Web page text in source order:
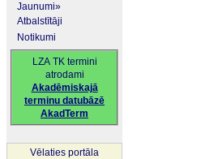
Jaunumi»
Atbalstītāji
Notikumi
LZA TK termini
atrodami
Akadēmiskajā
terminu datubāzē
AkadTerm
Vēlaties portāla